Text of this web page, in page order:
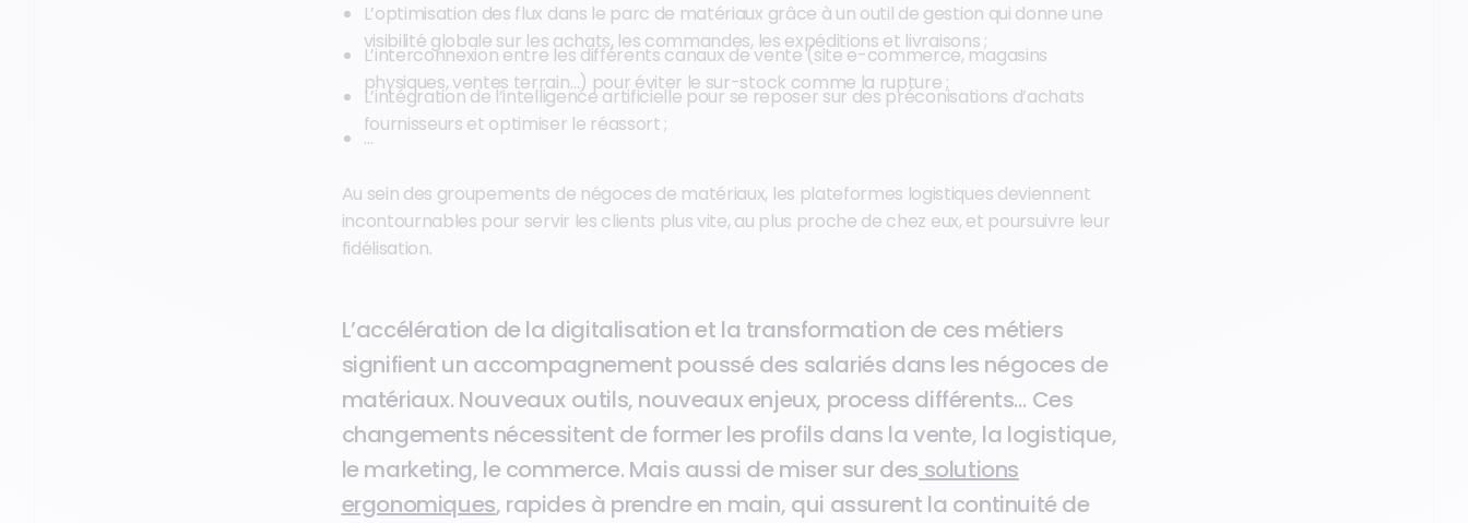
L’optimisation des flux dans le parc de matériaux grâce à un outil de gestion qui donne une
visibilité globale sur les achats, les commandes, les expéditions et livraisons ;
L’interconnexion entre les différents canaux de vente (site e-commerce, magasins
physiques, ventes terrain…) pour éviter le sur-stock comme la rupture ;
L’intégration de l’intelligence artificielle pour se reposer sur des préconisations d’achats
fournisseurs et optimiser le réassort ;
…
Au sein des groupements de négoces de matériaux, les plateformes logistiques deviennent
incontournables pour servir les clients plus vite, au plus proche de chez eux, et poursuivre leur
fidélisation.
L’accélération de la digitalisation et la transformation de ces métiers
signifient un accompagnement poussé des salariés dans les négoces de
matériaux. Nouveaux outils, nouveaux enjeux, process différents… Ces
changements nécessitent de former les profils dans la vente, la logistique,
le marketing, le commerce. Mais aussi de miser sur des solutions
ergonomiques, rapides à prendre en main, qui assurent la continuité de